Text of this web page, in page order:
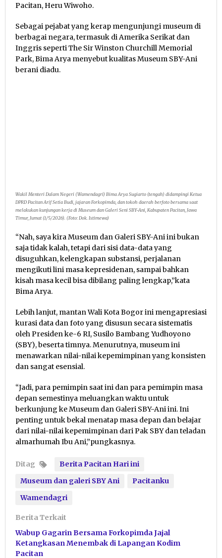
Pacitan, Heru Wiwoho.
Sebagai pejabat yang kerap mengunjungi museum di
berbagai negara, termasuk di Amerika Serikat dan
Inggris seperti The Sir Winston Churchill Memorial
Park, Bima Arya menyebut kualitas Museum SBY-Ani
berani diadu.
Wakil Menteri Dalam Negeri (Wamendagri) Bima Arya Sugiarto (tengah) didampingi Ketua
DPRD Pacitan Arif Setia Budi, jajaran Forkopimda, dan tokoh daerah berfoto bersama saat
melakukan kunjungan kerja di Museum dan Galeri Seni SBY-Ani, Kabupaten Pacitan, Jawa
Timur, Jumat (1/5/2026). (Foto: Dok. Istimewa)
“Nah, saya kira Museum dan Galeri SBY-Ani ini bukan
saja tidak kalah, tetapi dari sisi data-data yang
disuguhkan, kelengkapan substansi, perjalanan
mengikuti lini masa kepresidenan, sampai bahkan
kisah masa kecil bisa dibilang paling lengkap,”kata
Bima Arya.
Lebih lanjut, mantan Wali Kota Bogor ini mengapresiasi
kurasi data dan foto yang disusun secara sistematis
oleh Presiden ke-6 RI, Susilo Bambang Yudhoyono
(SBY), beserta timnya. Menurutnya, museum ini
menawarkan nilai-nilai kepemimpinan yang konsisten
dan sangat esensial.
“Jadi, para pemimpin saat ini dan para pemimpin masa
depan semestinya meluangkan waktu untuk
berkunjung ke Museum dan Galeri SBY-Ani ini. Ini
penting untuk bekal menatap masa depan dan belajar
dari nilai-nilai kepemimpinan dari Pak SBY dan teladan
almarhumah Ibu Ani,”pungkasnya.
Ditag
Berita Pacitan Hari ini
Museum dan galeri SBY Ani
Pacitanku
Wamendagri
Berita Terkait
Wabup Gagarin Bersama Forkopimda Jajal
Ketangkasan Menembak di Lapangan Kodim
Pacitan